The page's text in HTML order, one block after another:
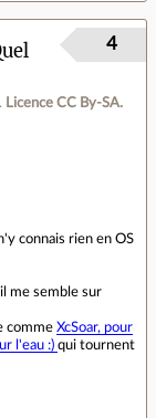
. Licence CC By‑SA.
4
connais rien en OS
me semble sur
comme XcSoar, pour
l'eau :) qui tournent